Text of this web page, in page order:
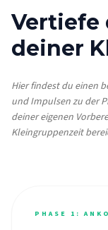
Vertiefe
deiner
Hier findest du einen
und Impulsen zu der
deiner eigenen
Kleingruppenzeit
PHASE 1: